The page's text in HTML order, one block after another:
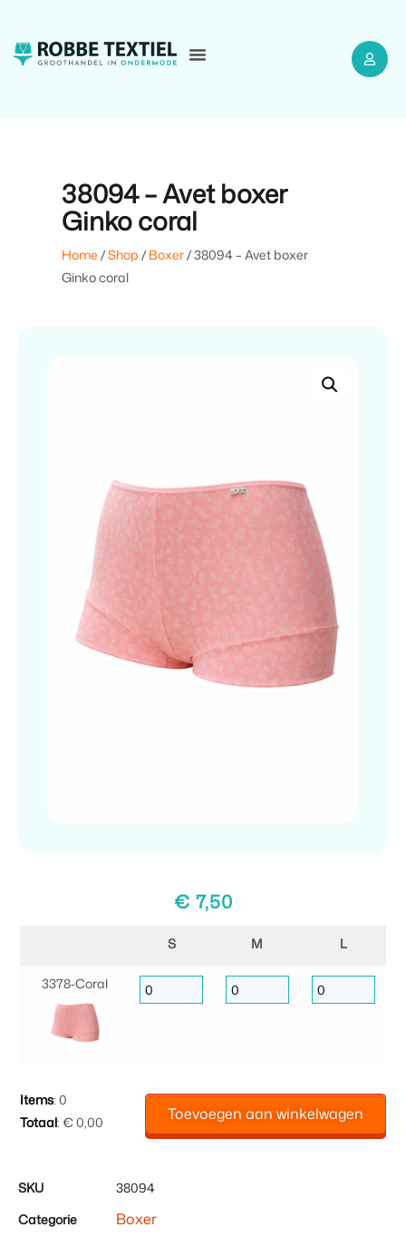
38094 – Avet boxer
Ginko coral
Home /Shop / Boxer/ 38094 – Avet boxer
Ginko coral
€ 7,50
S M L
3378‑Coral
Items: 0
Totaal: € 0,00
Uw
Toevoegen aan winkelwagen
SKU
38094
Categorie
Boxer